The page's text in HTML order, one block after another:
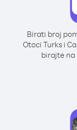
Birati broj
Otoci Turks i
birajte na